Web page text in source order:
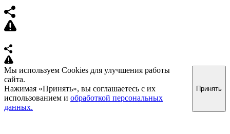
Мы используем Cookies для улучшения работы
сайта.
Нажимая «Принять», вы соглашаетесь с их
использованием и обработкой персональных
данных.
Принять